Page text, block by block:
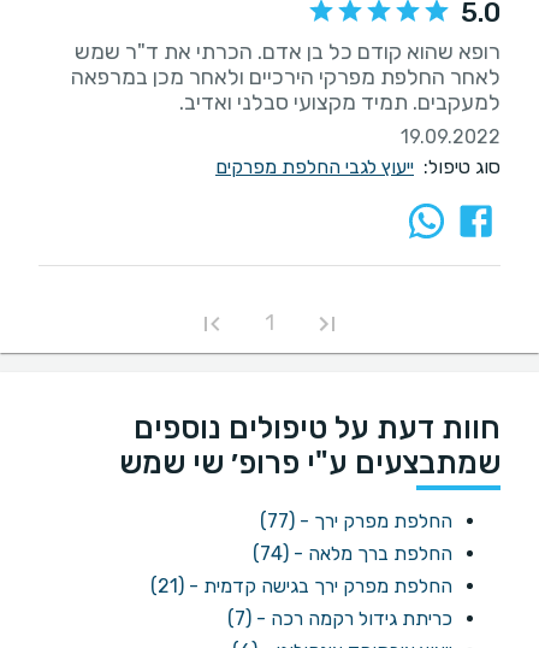
5.0
רופא שהוא קודם כל בן אדם. הכרתי את ד"ר שמש
לאחר החלפת מפרקי הירכיים ולאחר מכן במרפאה
למעקבים. תמיד מקצועי סבלני ואדיב.
19.09.2022
סוג טיפול: ייעוץ לגבי החלפת מפרקים
1
חוות דעת על טיפולים נוספים
שמתבצעים ע"י פרופ׳ שי שמש
החלפת מפרק ירך - (77)
החלפת ברך מלאה - (74)
החלפת מפרק ירך בגישה קדמית - (21)
כריתת גידול רקמה רכה - (7)